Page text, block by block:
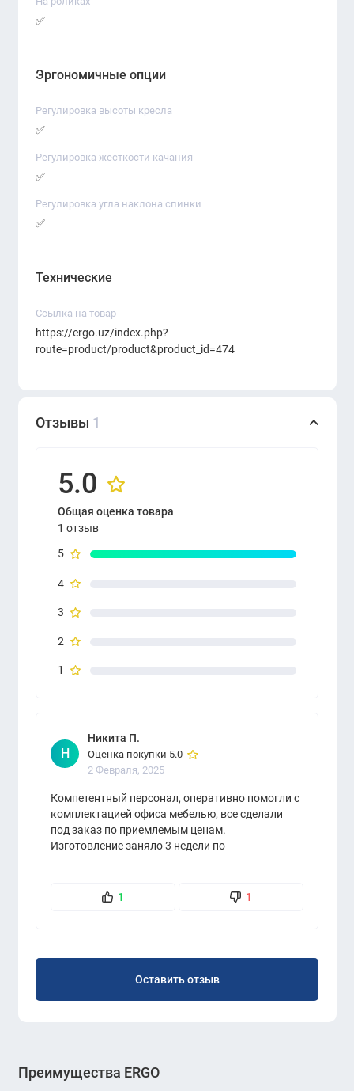
руководителей, переговорных комнат
✅
Эргономичные опции
Регулировка высоты кресла
✅
Регулировка жесткости качания
✅
Регулировка угла наклона спинки
✅
Технические
Ссылка на товар
https://ergo.uz/index.php?
route=product/product&product_id=474
Отзывы 1
5.0
Общая оценка товара
1 отзыв
5
4
3
2
1
Н
Никита П.
Оценка покупки 5.0
2 Февраля, 2025
Компетентный персонал, оперативно помогли с
комплектацией офиса мебелью, все сделали
под заказ по приемлемым ценам.
Изготовление заняло 3 недели по
1 1
Оставить отзыв
Преимущества ERGO